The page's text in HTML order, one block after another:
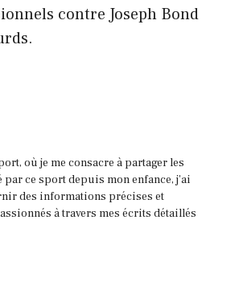
contre Joseph Bond
où je me consacre à partager les
par ce sport depuis mon enfance, j'ai
des informations précises et
à travers mes écrits détaillés